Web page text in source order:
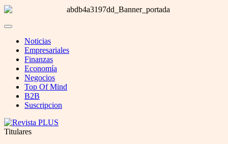
Noticias
Empresariales
Finanzas
Economía
Negocios
Top Of Mind
B2B
Suscripcion
Titulares